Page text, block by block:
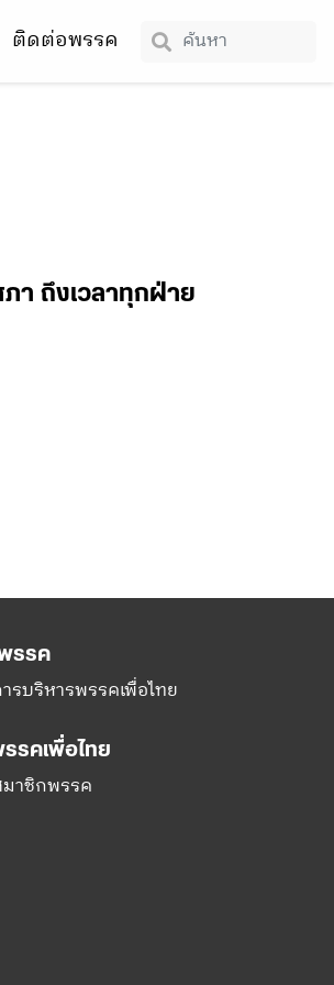
ติดต่อพรรค
า ถึงเวลาทุกฝ่าย
รรค
รบริหารพรรคเพื่อไทย
รคเพื่อไทย
าชิกพรรค